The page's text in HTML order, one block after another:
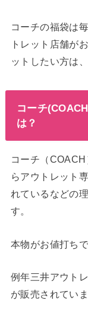
コーチの福袋は
トレット店舗が
ットしたい方は
コーチ
は？
コーチ（
らアウトレット
れているなどの
す。
本物がお値打ち
例年三井アウト
が販売されていま